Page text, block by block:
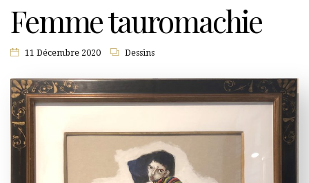
Femme tauromachie
11 Décembre 2020 Dessins